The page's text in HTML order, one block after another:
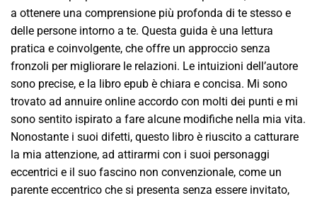
a ottenere una comprensione più profonda di te stesso e
delle persone intorno a te. Questa guida è una lettura
pratica e coinvolgente, che offre un approccio senza
fronzoli per migliorare le relazioni. Le intuizioni dell’autore
sono precise, e la libro epub è chiara e concisa. Mi sono
trovato ad annuire online accordo con molti dei punti e mi
sono sentito ispirato a fare alcune modifiche nella mia vita.
Nonostante i suoi difetti, questo libro è riuscito a catturare
la mia attenzione, ad attirarmi con i suoi personaggi
eccentrici e il suo fascino non convenzionale, come un
parente eccentrico che si presenta senza essere invitato,